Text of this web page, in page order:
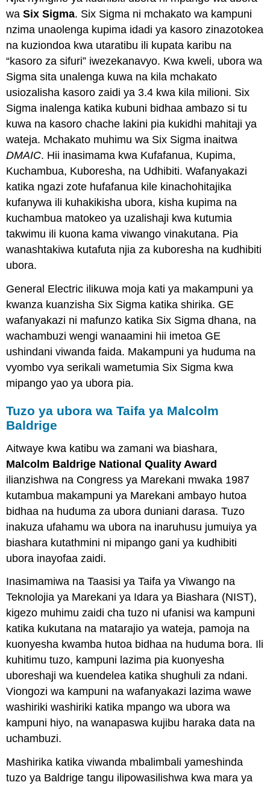
waSix Sigma. Six Sigma ni mchakato wa kampuni
nzima unaolenga kupima idadi ya kasoro zinazotokea
na kuziondoa kwa utaratibu ili kupata karibu na
“kasoro za sifuri” iwezekanavyo. Kwa kweli, ubora wa
Sigma sita unalenga kuwa na kila mchakato
usiozalisha kasoro zaidi ya 3.4 kwa kila milioni. Six
Sigma inalenga katika kubuni bidhaa ambazo si tu
kuwa na kasoro chache lakini pia kukidhi mahitaji ya
wateja. Mchakato muhimu wa Six Sigma inaitwa
DMAIC. Hii inasimama kwa Kufafanua, Kupima,
Kuchambua, Kuboresha, na Udhibiti. Wafanyakazi
katika ngazi zote hufafanua kile kinachohitajika
kufanywa ili kuhakikisha ubora, kisha kupima na
kuchambua matokeo ya uzalishaji kwa kutumia
takwimu ili kuona kama viwango vinakutana. Pia
wanashtakiwa kutafuta njia za kuboresha na kudhibiti
ubora.
General Electric ilikuwa moja kati ya makampuni ya
kwanza kuanzisha Six Sigma katika shirika. GE
wafanyakazi ni mafunzo katika Six Sigma dhana, na
wachambuzi wengi wanaamini hii imetoa GE
ushindani viwanda faida. Makampuni ya huduma na
vyombo vya serikali wametumia Six Sigma kwa
mipango yao ya ubora pia.
Tuzo ya ubora wa Taifa ya Malcolm
Baldrige
Aitwaye kwa katibu wa zamani wa biashara,
Malcolm Baldrige National Quality Award
ilianzishwa na Congress ya Marekani mwaka 1987
kutambua makampuni ya Marekani ambayo hutoa
bidhaa na huduma za ubora duniani darasa. Tuzo
inakuza ufahamu wa ubora na inaruhusu jumuiya ya
biashara kutathmini ni mipango gani ya kudhibiti
ubora inayofaa zaidi.
Inasimamiwa na Taasisi ya Taifa ya Viwango na
Teknolojia ya Marekani ya Idara ya Biashara (NIST),
kigezo muhimu zaidi cha tuzo ni ufanisi wa kampuni
katika kukutana na matarajio ya wateja, pamoja na
kuonyesha kwamba hutoa bidhaa na huduma bora. Ili
kuhitimu tuzo, kampuni lazima pia kuonyesha
uboreshaji wa kuendelea katika shughuli za ndani.
Viongozi wa kampuni na wafanyakazi lazima wawe
washiriki washiriki katika mpango wa ubora wa
kampuni hiyo, na wanapaswa kujibu haraka data na
uchambuzi.
Mashirika katika viwanda mbalimbali yameshinda
tuzo ya Baldrige tangu ilipowasilishwa kwa mara ya